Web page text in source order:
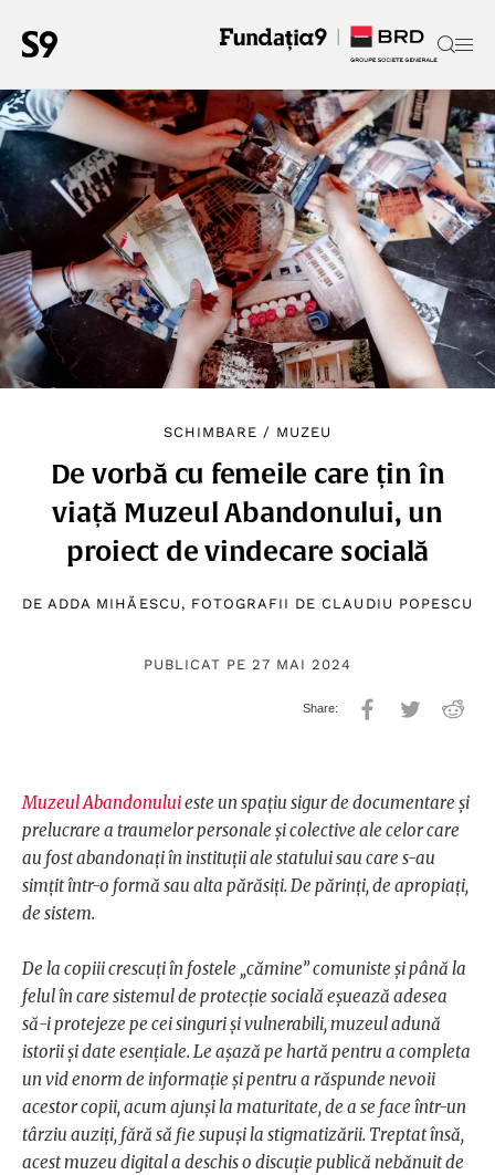
SCHIMBARE / MUZEU
De vorbă cu femeile care țin în
viață Muzeul Abandonului, un
proiect de vindecare socială
DEADDA MIHĂESCU , FOTOGRAFII DE CLAUDIU POPESCU
PUBLICAT PE 27 MAI 2024
Muzeul Abandonuluieste un spațiu sigur de documentare și
prelucrare a traumelor personale și colective ale celor care
au fost abandonați în instituții ale statului sau care s-au
simțit într-o formă sau alta părăsiți. De părinți, de apropiați,
de sistem.
De la copiii crescuți în fostele „cămine” comuniste și până la
felul în care sistemul de protecție socială eșuează adesea
să-i protejeze pe cei singuri și vulnerabili, muzeul adună
istorii și date esențiale. Le așază pe hartă pentru a completa
un vid enorm de informație și pentru a răspunde nevoii
acestor copii, acum ajunși la maturitate, de a se face într-un
târziu auziți, fără să fie supuși la stigmatizării. Treptat însă,
acest muzeu digital a deschis o discuție publică nebănuit de